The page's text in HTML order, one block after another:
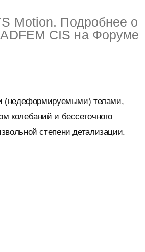
Motion. Подробнее о
CIS на Форуме
(недеформируемыми) телами,
колебаний и бессеточного
степени детализации.